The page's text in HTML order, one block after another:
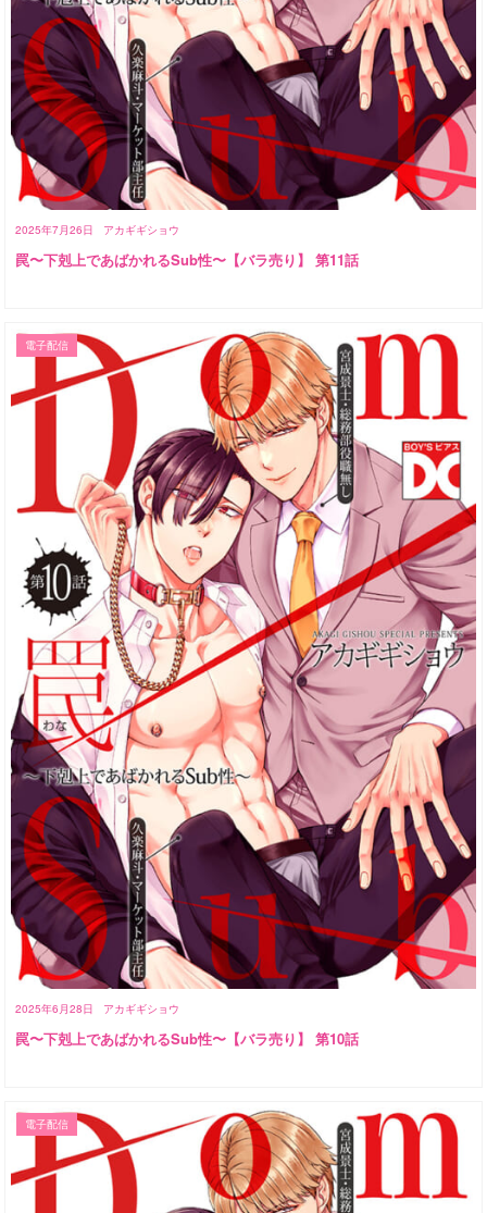
2025年7月26日 アカギギショウ
罠〜下剋上であばかれるSub性〜【バラ売り】 第11話
2025年6月28日 アカギギショウ
電子配信
罠〜下剋上であばかれるSub性〜【バラ売り】 第10話
電子配信